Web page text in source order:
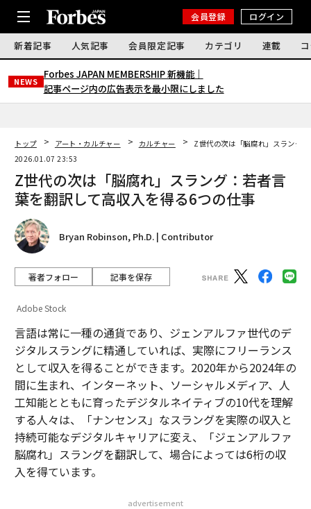
会員登録 ログイン
新着記事 人気記事 会員限定記事 カテゴリ 連載
NEWS
Forbes JAPAN MEMBERSHIP 新機能｜
記事ページ内の広告表示を最小限にしました
トップ アート・カルチャー カルチャー
Z世代の次は「脳腐れ」スラング
2026.01.07 23:53
Z世代の次は「脳腐れ」スラング：若者言
葉を翻訳して高収入を得る6つの仕事
Bryan Robinson, Ph.D. | Contributor
著者フォロー 記事を保存
Adobe Stock
言語は常に一種の通貨であり、ジェンアルファ世代のデ
ジタルスラングに精通していれば、実際にフリーランス
として収入を得ることができます。2020年から2024年の
間に生まれ、インターネット、ソーシャルメディア、人
工知能とともに育ったデジタルネイティブの10代を理解
する人々は、「ナンセンス」なスラングを実際の収入と
持続可能なデジタルキャリアに変え、「ジェンアルファ
脳腐れ」スラングを翻訳して、場合によっては6桁の収
入を得ています。
advertisement